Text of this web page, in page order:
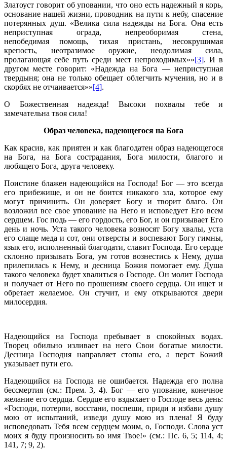
Златоуст говорит об уповании, что оно есть надежный я корь,
основание нашей жизни, проводник на пути к небу, спасение
потерянных душ. «Велика сила надежды на Бога. Она есть
неприступная ограда, непреоборимая стена,
непобедимая помощь, тихая пристань, несокрушимая
крепость, неотразимое оружие, неодолимая сила,
пролагающая себе путь среди мест непроходимых»»[3]. И в
другом месте говорит: «Надежда на Бога — неприступная
твердыня; она не только обещает облегчить мучения, но и в
скорбях не отчаивается»»[4].
О Божественная надежда! Высоки похвалы тебе и
замечательна твоя сила!
Образ человека, надеющегося на Бога
Как красив, как приятен и как благодатен образ надеющегося
на Бога, на Бога сострадания, Бога милости, благого и
любящего Бога, друга человеку.
Поистине блажен надеющийся на Господа! Бог — это всегда
его прибежище, и он не боится никакого зла, которое ему
могут причинить. Он доверяет Богу и творит благо. Он
возложил все свое упование на Него и исповедует Его всем
сердцем. Гос подь — его гордость, его Бог, и он призывает Его
день и ночь. Уста такого человека возносят Богу хвалы, уста
его слаще меда и сот, они отверсты и воспевают Богу гимны,
язык его, исполненный благодати, славит Господа. Его сердце
склонно призывать Бога, ум готов вознестись к Нему, душа
прилепилась к Нему, и десница Божия помогает ему. Душа
такого человека будет хвалиться о Господе. Он молит Господа
и получает от Него по прошениям своего сердца. Он ищет и
обретает желаемое. Он стучит, и ему открываются двери
милосердия.
Надеющийся на Господа пребывает в спокойных водах.
Творец обильно изливает на него Свои богатые милости.
Десница Господня направляет стопы его, а перст Божий
указывает пути его.
Надеющийся на Господа не ошибается. Надежда его полна
бессмертия (см.: Прем. 3, 4). Бог — его упование, конечное
желание его сердца. Сердце его вздыхает о Господе весь день:
«Господи, потерпи, восстани, поспеши, приди и избави душу
мою от испытаний, изведи душу мою из плена! Я буду
исповедовать Тебя всем сердцем моим, о, Господи. Слова уст
моих я буду произносить во имя Твое!» (см.: Пс. 6, 5; 114, 4;
141, 7; 9, 2).